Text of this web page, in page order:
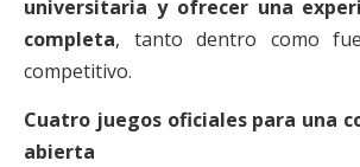
universitaria y ofrecer una
completa, tanto dentro como
competitivo.
Cuatro juegos oficiales para una
abierta